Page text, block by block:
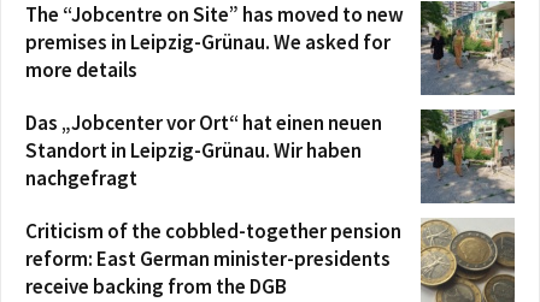
The “Jobcentre on Site” has moved to new
premises in Leipzig-Grünau. We asked for
more details
Das „Jobcenter vor Ort“ hat einen neuen
Standort in Leipzig-Grünau. Wir haben
nachgefragt
Criticism of the cobbled-together pension
reform: East German minister-presidents
receive backing from the DGB